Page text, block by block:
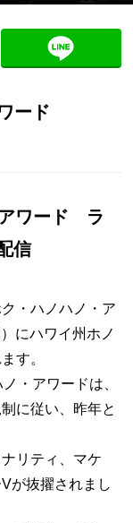
ード
ワード ラ
信
・ハノハノ・ア
にハワイ州ホノ
す。
・アワードは、
に従い、昨年と
リティ、マケ
が抜擢されまし